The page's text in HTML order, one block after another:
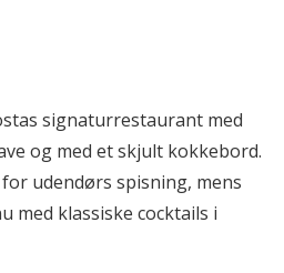
signaturrestaurant med
og med et skjult kokkebord.
udendørs spisning, mens
med klassiske cocktails i